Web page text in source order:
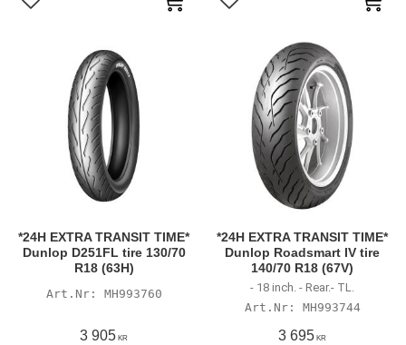
Lägg till i favoriter Lägg till i favoriter
*24H EXTRA TRANSIT TIME*
Dunlop D251FL tire 130/70
R18 (63H)
MH993760
3 905 KR
*24H EXTRA TRANSIT TIME*
Dunlop Roadsmart IV tire
140/70 R18 (67V)
- 18 inch. - Rear.- TL.
MH993744
3 695 KR